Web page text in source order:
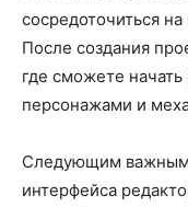
сосредоточиться
После создания
где сможете
персонажами и
Следующим важным
интерфейса